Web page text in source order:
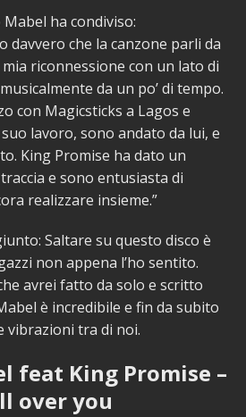
ha condiviso:
davvero che la canzone parli da
riconnessione con un lato di
da un po’ di tempo.
con Magicsticks a Lagos e
lavoro, sono andato da lui, e
King Promise ha dato un
e sono entusiasta di
realizzare insieme.”
Saltare su questo disco è
non appena l’ho sentito.
avrei fatto da solo e scritto
è incredibile e fin da subito
vibrazioni tra di noi.
feat King Promise –
over you